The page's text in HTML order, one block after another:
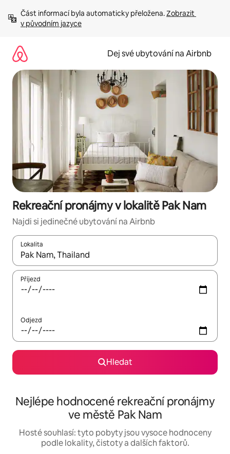
obsah
Část informací byla automaticky přeložena. Zobrazit
v původním jazyce
Dej své ubytování na Airbnb
Rekreační pronájmy v lokalitě Pak Nam
Najdi si jedinečné ubytování na Airbnb
Lokalita
Až budou výsledky k dispozici, můžeš si je procházet pomocí
Příjezd
Odjezd
Hledat
Nejlépe hodnocené rekreační pronájmy
ve městě Pak Nam
Hosté souhlasí: tyto pobyty jsou vysoce hodnoceny
podle lokality, čistoty a dalších faktorů.